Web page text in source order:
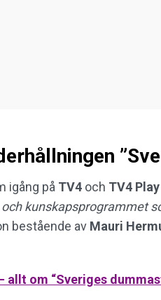
igång på TV4 och TV4 Play
kunskapsprogrammet
bestående av Mauri
om “Sveriges